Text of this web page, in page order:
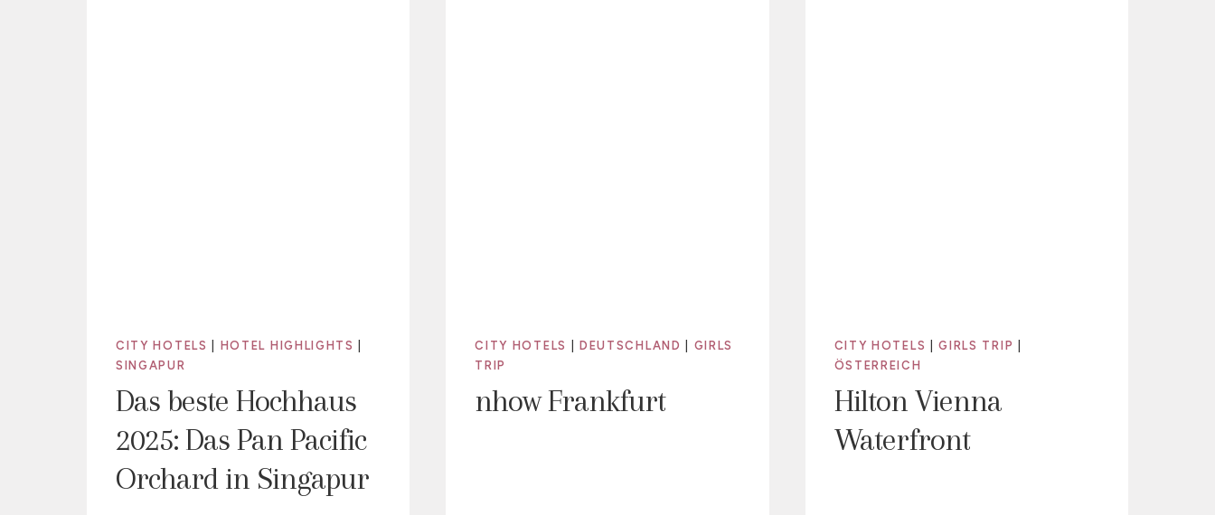
CITY HOTELS HOTEL HIGHLIGHTS
SINGAPUR
Das beste Hochhaus
2025: Das Pan Pacific
Orchard in Singapur
CITY HOTELS DEUTSCHLAND
GIRLS
TRIP
nhow Frankfurt
CITY HOTELS |GIRLS TRIP
ÖSTERREICH
Hilton Vienna
Waterfront